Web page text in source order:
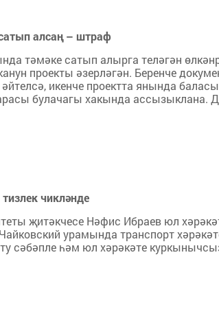
алсаң – штраф
тәмәке сатып алырга теләгән
проекты әзерләгән. Беренче
икенче проектта янында
булачагы хакында ассызыклана.
чикләнде
җитәкчесе Нәфис Ибраев юл
урамында транспорт
сәбәпле һәм юл хәрәкәте